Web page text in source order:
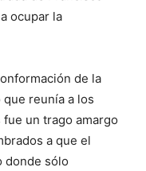
ocupar la
de la
reunía a los
un trago amargo
a que el
donde sólo